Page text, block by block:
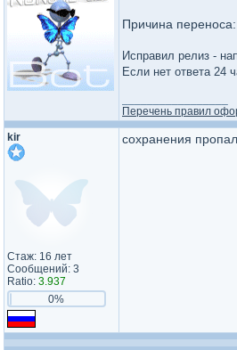
Причина
Исправил релиз -
Если нет ответа 24
Перечень правил
kir
Стаж: 16 лет
Сообщений: 3
Ratio: 3.937
0%
сохранения